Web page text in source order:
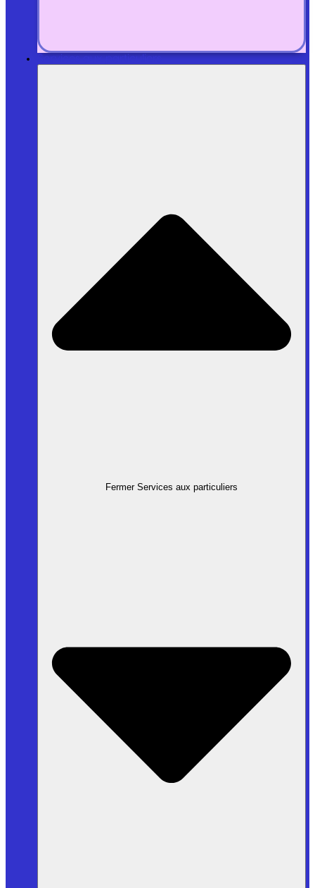
Services aux particuliers
Fermer Services aux particuliers